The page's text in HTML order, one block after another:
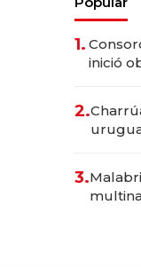
1.
inició
2.
3.